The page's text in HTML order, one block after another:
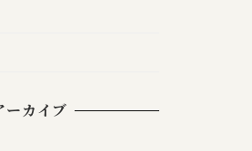
ーカイブ